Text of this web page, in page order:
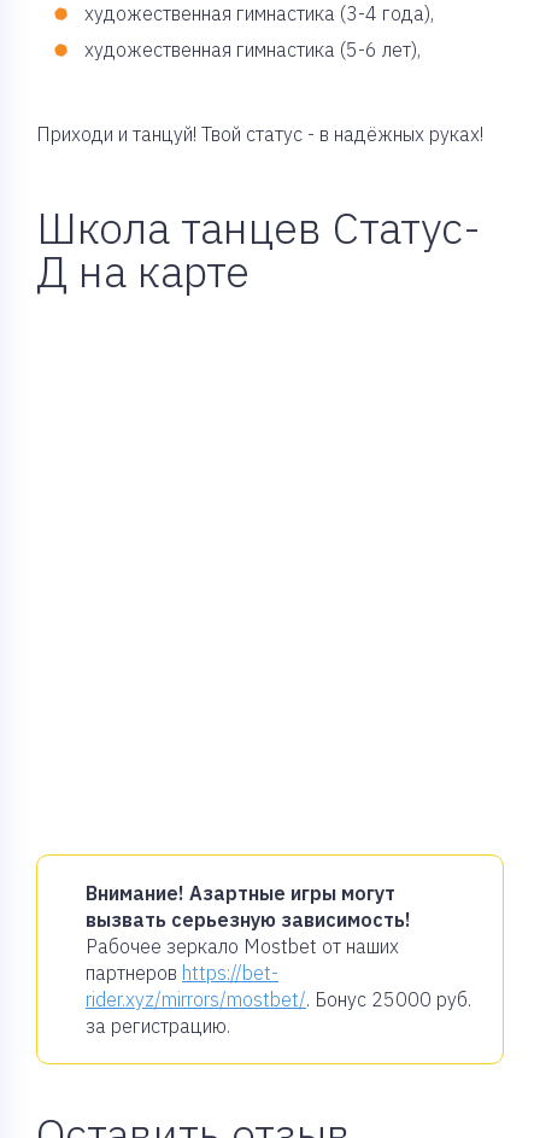
художественная гимнастика (3-4 года),
художественная гимнастика (5-6 лет),
Приходи и танцуй! Твой статус - в надёжных руках!
Школа танцев Статус-
Д на карте
Внимание! Азартные игры могут
вызвать серьезную зависимость!
Рабочее зеркало Mostbet от наших
партнеров https://bet-
rider.xyz/mirrors/mostbet/. Бонус 25000 руб.
за регистрацию.